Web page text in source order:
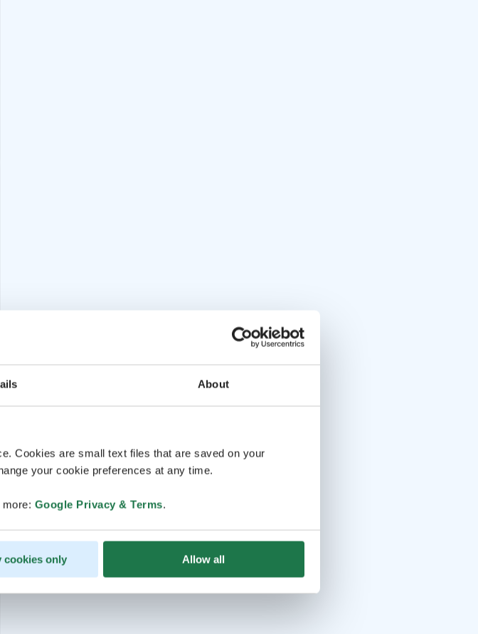
About
Cookies are small text files that are saved on your
your cookie preferences at any time.
Google Privacy & Terms.
cookies only Allow all